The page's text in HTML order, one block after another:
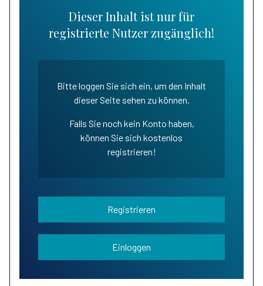
Dieser Inhalt ist nur für
registrierte Nutzer zugänglich!
Bitte loggen Sie sich ein, um den Inhalt
dieser Seite sehen zu können.
Falls Sie noch kein Konto haben,
können Sie sich kostenlos
registrieren!
Registrieren
Einloggen